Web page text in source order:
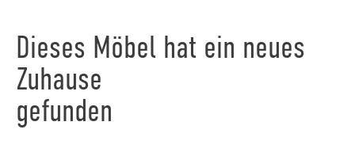
Dieses Möbel hat ein neues
Zuhause
gefunden